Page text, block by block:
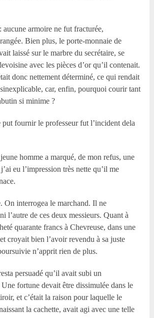
aucune armoire ne fut fracturée,
Bien plus, le porte-monnaie de
laissé sur le marbre du secrétaire, se
avec les pièces d’or qu’il contenait.
donc nettement déterminé, ce qui rendait
car, enfin, pourquoi courir tant
si minime ?
fournir le professeur fut l’incident dela
homme a marqué, de mon refus, une
eu l’impression très nette qu’il me
On interrogea le marchand. Il ne
l’autre de ces deux messieurs. Quant à
quarante francs à Chevreuse, dans une
croyait bien l’avoir revendu à sa juste
n’apprit rien de plus.
persuadé qu’il avait subi un
fortune devait être dissimulée dans le
et c’était la raison pour laquelle le
la cachette, avait agi avec une telle